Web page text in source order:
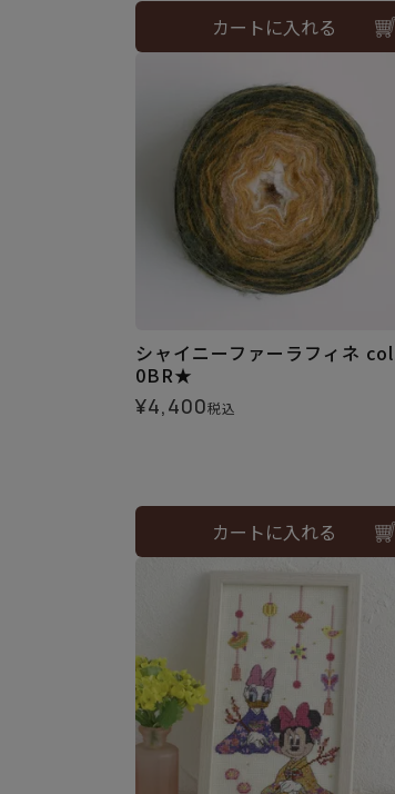
カートに入れる
シャイニーファーラフィネ
0BR★
¥4,400税込
カートに入れる